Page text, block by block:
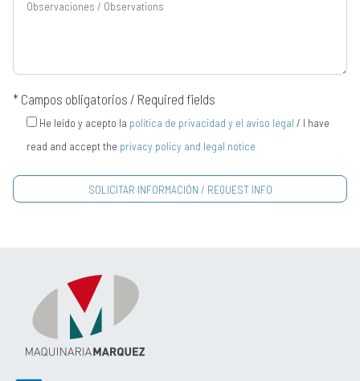
* Campos obligatorios / Required fields
He leído y acepto la política de privacidad y el aviso legal / I have
read and accept the privacy policy and legal notice